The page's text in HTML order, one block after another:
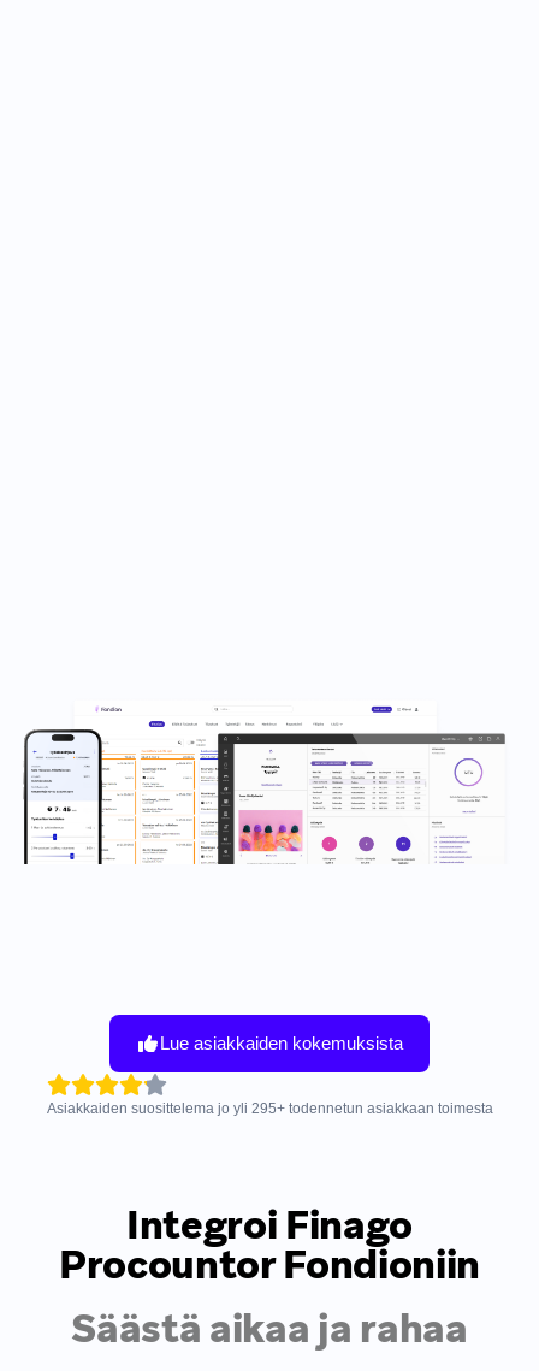
Lue asiakkaiden kokemuksista
Asiakkaiden suosittelema jo yli 295+ todennetun asiakkaan toimesta
Integroi Finago
Procountor Fondioniin
Säästä aikaa ja rahaa